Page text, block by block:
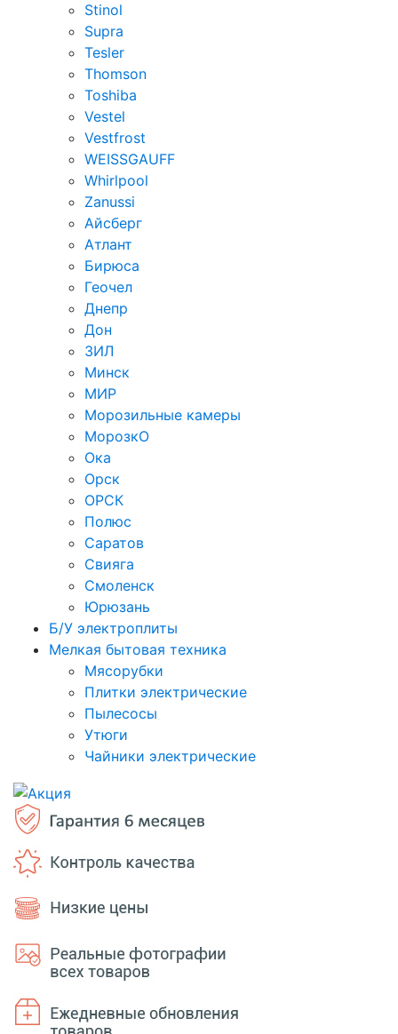
Stinol
Supra
Tesler
Thomson
Toshiba
Vestel
Vestfrost
WEISSGAUFF
Whirlpool
Zanussi
Айсберг
Атлант
Бирюса
Геочел
Днепр
Дон
ЗИЛ
Минск
МИР
Морозильные камеры
МорозкО
Ока
Орск
ОРСК
Полюс
Саратов
Свияга
Смоленск
Юрюзань
Б/У электроплиты
Мелкая бытовая техника
Мясорубки
Плитки электрические
Пылесосы
Утюги
Чайники электрические